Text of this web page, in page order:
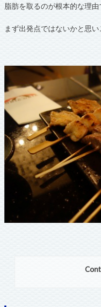
脂肪を取るのが根本的な理
まず出発点ではないかと思い